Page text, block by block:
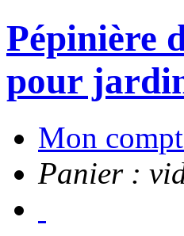
Pépinière
pour
Mon
Panier :